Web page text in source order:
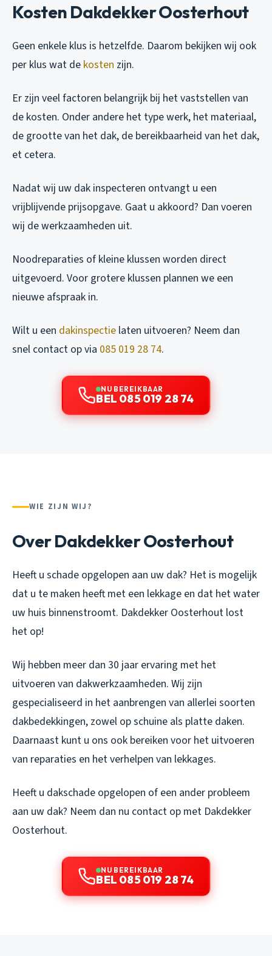
Kosten Dakdekker Oosterhout
Geen enkele klus is hetzelfde. Daarom bekijken wij ook
per klus wat de kosten zijn.
Er zijn veel factoren belangrijk bij het vaststellen van
de kosten. Onder andere het type werk, het materiaal,
de grootte van het dak, de bereikbaarheid van het dak,
et cetera.
Nadat wij uw dak inspecteren ontvangt u een
vrijblijvende prijsopgave. Gaat u akkoord? Dan voeren
wij de werkzaamheden uit.
Noodreparaties of kleine klussen worden direct
uitgevoerd. Voor grotere klussen plannen we een
nieuwe afspraak in.
Wilt u een dakinspectie laten uitvoeren? Neem dan
snel contact op via 085 019 28 74.
NU BEREIKBAAR
BEL 085 019 28 74
WIE ZIJN WIJ?
Over Dakdekker Oosterhout
Heeft u schade opgelopen aan uw dak? Het is mogelijk
dat u te maken heeft met een lekkage en dat het water
uw huis binnenstroomt. Dakdekker Oosterhout lost
het op!
Wij hebben meer dan 30 jaar ervaring met het
uitvoeren van dakwerkzaamheden. Wij zijn
gespecialiseerd in het aanbrengen van allerlei soorten
dakbedekkingen, zowel op schuine als platte daken.
Daarnaast kunt u ons ook bereiken voor het uitvoeren
van reparaties en het verhelpen van lekkages.
Heeft u dakschade opgelopen of een ander probleem
aan uw dak? Neem dan nu contact op met Dakdekker
Oosterhout.
NU BEREIKBAAR
BEL 085 019 28 74